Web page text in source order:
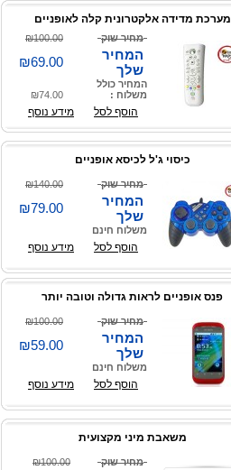
מערכת מדידה אלקטרונית קלה לאופניים
₪100.00 מחיר שוק
₪69.00
המחיר
שלך
₪74.00
המחיר כולל
משלוח :
מידע נוסף הוסף לסל
כיסוי ג'ל לכיסא אופניים
₪140.00 מחיר שוק
₪79.00
המחיר
שלך
משלוח חינם
מידע נוסף הוסף לסל
פנס אופניים לראות גדולה וטובה יותר
₪100.00 מחיר שוק
₪59.00
המחיר
שלך
משלוח חינם
מידע נוסף הוסף לסל
משאבת מיני מקצועית
₪100.00 מחיר שוק